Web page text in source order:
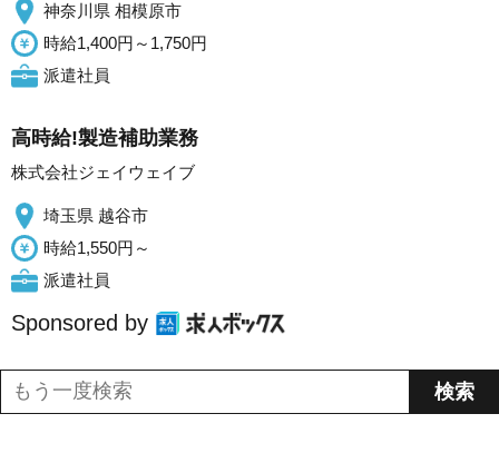
神奈川県 相模原市
時給1,400円～1,750円
派遣社員
高時給!製造補助業務
株式会社ジェイウェイブ
埼玉県 越谷市
時給1,550円～
派遣社員
Sponsored by